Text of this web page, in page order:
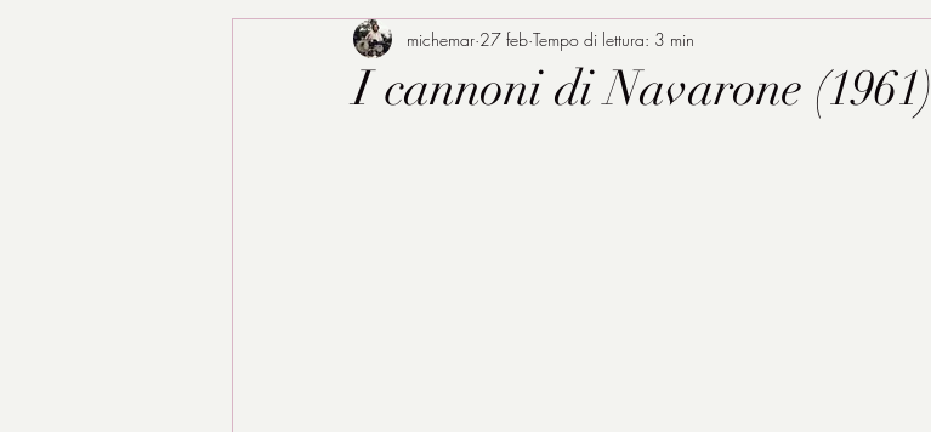
I cannoni di Navarone (1961)
michemar 27 feb Tempo di lettura: 3 min